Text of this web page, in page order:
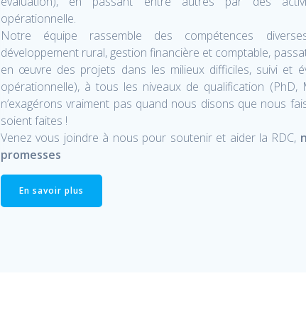
opérationnelle.
Notre équipe rassemble des compétences
développement rural, gestion financière et comptable,
en œuvre des projets dans les milieux difficiles, suivi et
opérationnelle), à tous les niveaux de qualification (PhD,
n’exagérons vraiment pas quand nous disons que nous
soient faites !
Venez vous joindre à nous pour soutenir et aider la RDC,
promesses
En savoir plus